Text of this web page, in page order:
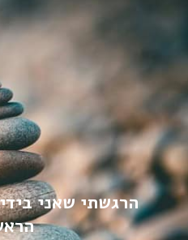
הרגשתי שאני